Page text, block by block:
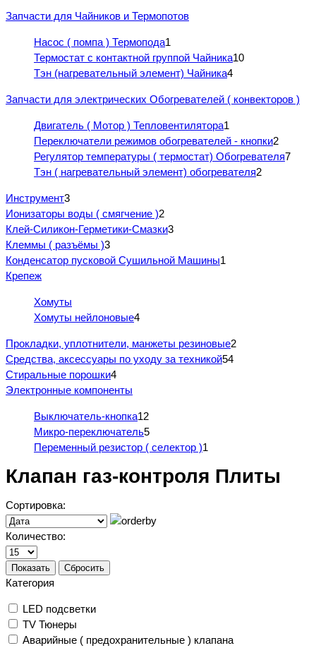
Запчасти для Чайников и Термопотов
Насос ( помпа ) Термопода1
Термостат с контактной группой Чайника10
Тэн (нагревательный элемент) Чайника4
Запчасти для электрических Обогревателей ( конвекторов )
Двигатель ( Мотор ) Тепловентилятора1
Переключатели режимов обогревателей - кнопки2
Регулятор температуры ( термостат) Обогревателя7
Тэн ( нагревательный элемент) обогревателя2
Инструмент3
Ионизаторы воды ( смягчение )2
Клей-Силикон-Герметики-Смазки3
Клеммы ( разъёмы )3
Конденсатор пусковой Сушильной Машины1
Крепеж
Хомуты
Хомуты нейлоновые4
Прокладки, уплотнители, манжеты резиновые2
Средства, аксессуары по уходу за техникой54
Стиральные порошки4
Электронные компоненты
Выключатель-кнопка12
Микро-переключатель5
Переменный резистор ( селектор )1
Клапан газ-контроля Плиты
Сортировка:
Количество:
Показать Сбросить
Категория
LED подсветки
TV Тюнеры
Аварийные ( предохранительные ) клапана